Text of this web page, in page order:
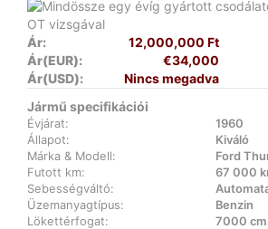
Ár:
12,000,000 Ft
Ár(EUR):
€34,000
Ár(USD):
Nincs megadva
Jármű specifikációi
Évjárat:
1960
Állapot:
Kiváló
Márka & Modell:
Ford
Futott km:
67 000
Sebességváltó:
Üzemanyagtípus:
Benzin
Lökettérfogat:
7000